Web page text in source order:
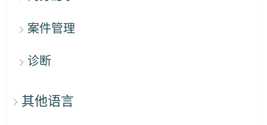
案件管理
诊断
其他语言